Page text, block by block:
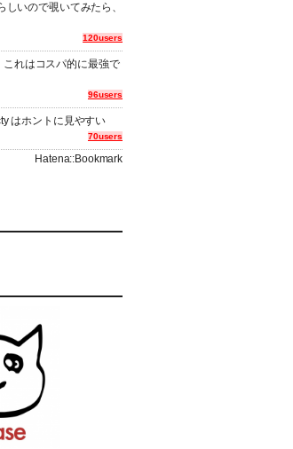
いので覗いてみたら、
120users
れはコスパ的に最強で
96users
はホントに見やすい
70users
Hatena::Bookmark